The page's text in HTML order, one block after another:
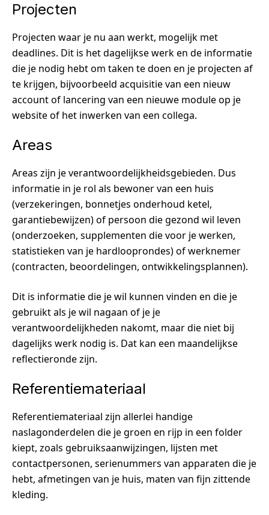
Projecten
Projecten waar je nu aan werkt, mogelijk met
deadlines. Dit is het dagelijkse werk en de informatie
die je nodig hebt om taken te doen en je projecten af
te krijgen, bijvoorbeeld acquisitie van een nieuw
account of lancering van een nieuwe module op je
website of het inwerken van een collega.
Areas
Areas zijn je verantwoordelijkheidsgebieden. Dus
informatie in je rol als bewoner van een huis
(verzekeringen, bonnetjes onderhoud ketel,
garantiebewijzen) of persoon die gezond wil leven
(onderzoeken, supplementen die voor je werken,
statistieken van je hardlooprondes) of werknemer
(contracten, beoordelingen, ontwikkelingsplannen).
Dit is informatie die je wil kunnen vinden en die je
gebruikt als je wil nagaan of je je
verantwoordelijkheden nakomt, maar die niet bij
dagelijks werk nodig is. Dat kan een maandelijkse
reflectieronde zijn.
Referentiemateriaal
Referentiemateriaal zijn allerlei handige
naslagonderdelen die je groen en rijp in een folder
kiept, zoals gebruiksaanwijzingen, lijsten met
contactpersonen, serienummers van apparaten die je
hebt, afmetingen van je huis, maten van fijn zittende
kleding.